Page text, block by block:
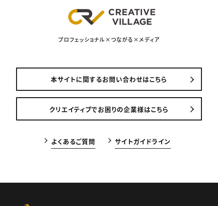
プロフェッショナル×つながる×メディア
本サイトに関するお問い合わせはこちら
クリエイティブでお困りの企業様はこちら
よくあるご質問 サイトガイドライン